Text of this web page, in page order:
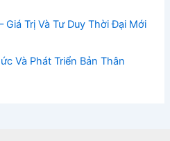
Giá Trị Và Tư Duy Thời Đại Mới
Và Phát Triển Bản Thân